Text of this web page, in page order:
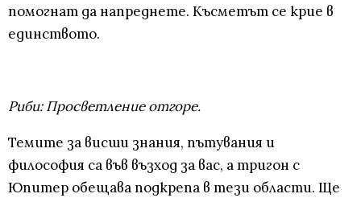
помогнат да напреднете. Късметът се крие в
единството.
Риби: Просветление отгоре.
Темите за висши знания, пътувания и
философия са във възход за вас, а тригон с
Юпитер обещава подкрепа в тези области. Ще